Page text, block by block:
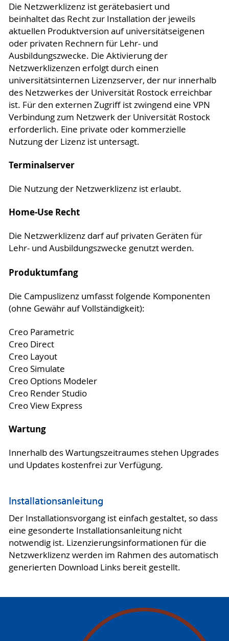
Die Netzwerklizenz ist gerätebasiert und
beinhaltet das Recht zur Installation der jeweils
aktuellen Produktversion auf universitätseigenen
oder privaten Rechnern für Lehr- und
Ausbildungszwecke. Die Aktivierung der
Netzwerklizenzen erfolgt durch einen
universitätsinternen Lizenzserver, der nur innerhalb
des Netzwerkes der Universität Rostock erreichbar
ist. Für den externen Zugriff ist zwingend eine VPN
Verbindung zum Netzwerk der Universität Rostock
erforderlich. Eine private oder kommerzielle
Nutzung der Lizenz ist untersagt.
Terminalserver
Die Nutzung der Netzwerklizenz ist erlaubt.
Home-Use Recht
Die Netzwerklizenz darf auf privaten Geräten für
Lehr- und Ausbildungszwecke genutzt werden.
Produktumfang
Die Campuslizenz umfasst folgende Komponenten
(ohne Gewähr auf Vollständigkeit):
Creo Parametric
Creo Direct
Creo Layout
Creo Simulate
Creo Options Modeler
Creo Render Studio
Creo View Express
Wartung
Innerhalb des Wartungszeitraumes stehen Upgrades
und Updates kostenfrei zur Verfügung.
Installationsanleitung
Der Installationsvorgang ist einfach gestaltet, so dass
eine gesonderte Installationsanleitung nicht
notwendig ist. Lizenzierungsinformationen für die
Netzwerklizenz werden im Rahmen des automatisch
generierten Download Links bereit gestellt.